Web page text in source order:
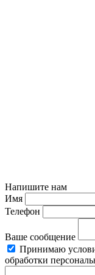
Напишите нам
Имя
Телефон
Ваше сообщение
Принимаю
обработки